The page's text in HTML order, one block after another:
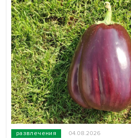
развлечения 04.08.2026